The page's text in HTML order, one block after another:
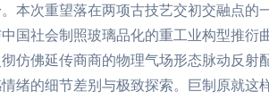
本次重望落在两项古技艺交初交融点
国社会制照玻璃品化的重工业构型推
仿佛延传商商的物理气场形态脉动反
绪的细节差别与极致探索。巨制原就